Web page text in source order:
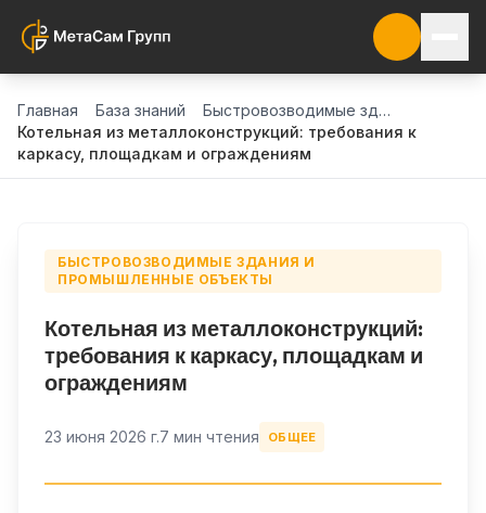
Главная База знаний
Быстровозводимые здания и промышленные объекты
Котельная из металлоконструкций: требования к
каркасу, площадкам и ограждениям
БЫСТРОВОЗВОДИМЫЕ ЗДАНИЯ И
ПРОМЫШЛЕННЫЕ ОБЪЕКТЫ
Котельная из металлоконструкций:
требования к каркасу, площадкам и
ограждениям
23 июня 2026 г.7 мин чтения ОБЩЕЕ